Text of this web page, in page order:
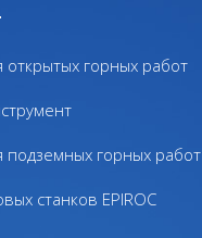
горных работ
подземных горных работ
станков EPIROC